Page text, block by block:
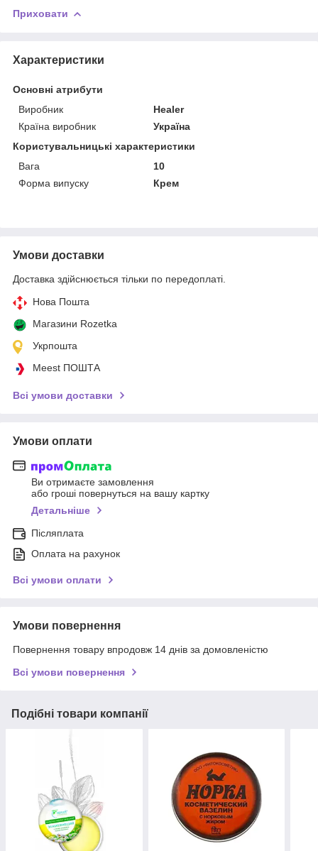
Приховати
Характеристики
Основні атрибути
Виробник
Healer
Країна виробник
Україна
Користувальницькі характеристики
Вага
10
Форма випуску
Крем
Умови доставки
Доставка здійснюється тільки по передоплаті.
Нова Пошта
Магазини Rozetka
Укрпошта
Meest ПОШТА
Всі умови доставки
Умови оплати
Ви отримаєте замовлення
або гроші повернуться на вашу картку
Детальніше
Післяплата
Оплата на рахунок
Всі умови оплати
Умови повернення
Повернення товару впродовж 14 днів за домовленістю
Всі умови повернення
Подібні товари компанії